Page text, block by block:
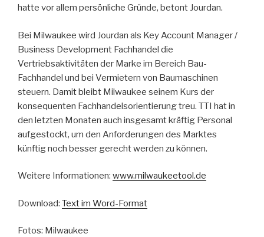
hatte vor allem persönliche Gründe, betont Jourdan.
Bei Milwaukee wird Jourdan als Key Account Manager /
Business Development Fachhandel die
Vertriebsaktivitäten der Marke im Bereich Bau-
Fachhandel und bei Vermietern von Baumaschinen
steuern. Damit bleibt Milwaukee seinem Kurs der
konsequenten Fachhandelsorientierung treu. TTI hat in
den letzten Monaten auch insgesamt kräftig Personal
aufgestockt, um den Anforderungen des Marktes
künftig noch besser gerecht werden zu können.
Weitere Informationen: www.milwaukeetool.de
Download: Text im Word-Format
Fotos: Milwaukee